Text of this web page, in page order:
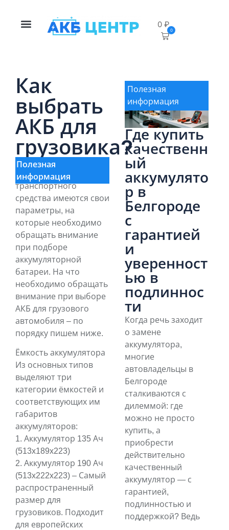
0₽
0
Как
выбрать
АКБ для
грузовика?
Полезная
информация
У каждого
транспортного
средства имеются свои
параметры, на
которые необходимо
обращать внимание
при подборе
аккумуляторной
батареи. На что
необходимо обращать
внимание при выборе
АКБ для грузового
автомобиля – по
порядку пишем ниже.
Ёмкость аккумулятора
Из основных типов
выделяют три
категории ёмкостей и
соответствующих им
габаритов
аккумуляторов:
1. Аккумулятор 135 Ач
(513x189x223)
2. Аккумулятор 190 Ач
(513x222x223) – Самый
распространенный
размер для
грузовиков. Подходит
для европейских
Полезная
информация
Где купить
качественн
ый
аккумулято
р в
Белгороде
с
гарантией
и
уверенност
ью в
подлиннос
ти
Когда речь заходит
о замене
аккумулятора,
многие
автовладельцы в
Белгороде
сталкиваются с
дилеммой: где
можно не просто
купить, а
приобрести
действительно
качественный
аккумулятор — с
гарантией,
подлинностью и
поддержкой? Ведь